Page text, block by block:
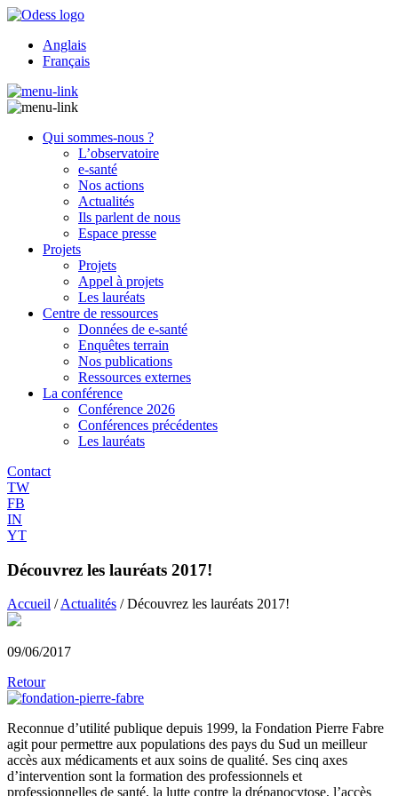
Anglais
Français
Qui sommes-nous ?
L’observatoire
e-santé
Nos actions
Actualités
Ils parlent de nous
Espace presse
Projets
Projets
Appel à projets
Les lauréats
Centre de ressources
Données de e-santé
Enquêtes terrain
Nos publications
Ressources externes
La conférence
Conférence 2026
Conférences précédentes
Les lauréats
Contact
TW
FB
IN
YT
Découvrez les lauréats 2017!
Accueil /Actualités /Découvrez les lauréats 2017!
09/06/2017
Retour
Reconnue d’utilité publique depuis 1999, la Fondation Pierre Fabre
agit pour permettre aux populations des pays du Sud un meilleur
accès aux médicaments et aux soins de qualité. Ses cinq axes
d’intervention sont la formation des professionnels et
professionnelles de santé, la lutte contre la drépanocytose, l’accès